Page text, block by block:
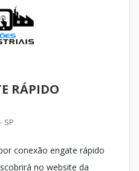
RÁPIDO
SP
conexão engate rápido
no website da